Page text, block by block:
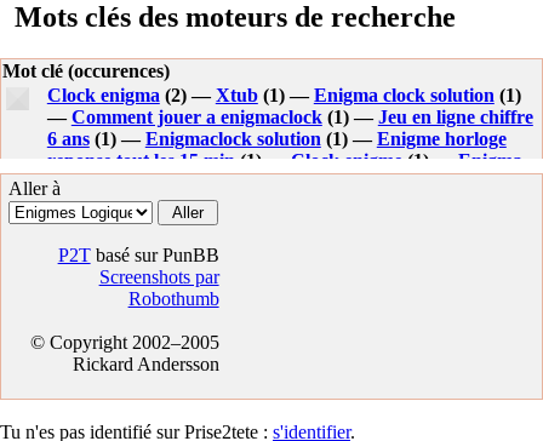
Mots clés des moteurs de recherche
Mot clé (occurences)
Clock enigma (2) —Xtub(1) —Enigma clock solution (1)
—Comment jouer a enigmaclock(1) —Jeu en ligne chiffre
6 ans(1) —Enigmaclock solution (1) —Enigme horloge
reponse tout les 15 min (1) — Clock enigme (1) — Enigma
clock soluce
8 horloges(1) —Clock for enigma 1
(1) —Xtub aiguille cock
Aller à
P2Tbasé sur PunBB
Screenshots par
Robothumb
© Copyright 2002–2005
Rickard Andersson
Tu n'es pas identifié sur Prise2tete : s'identifier.